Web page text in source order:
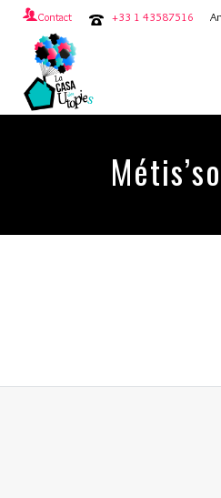
Contact +33 1 43587516